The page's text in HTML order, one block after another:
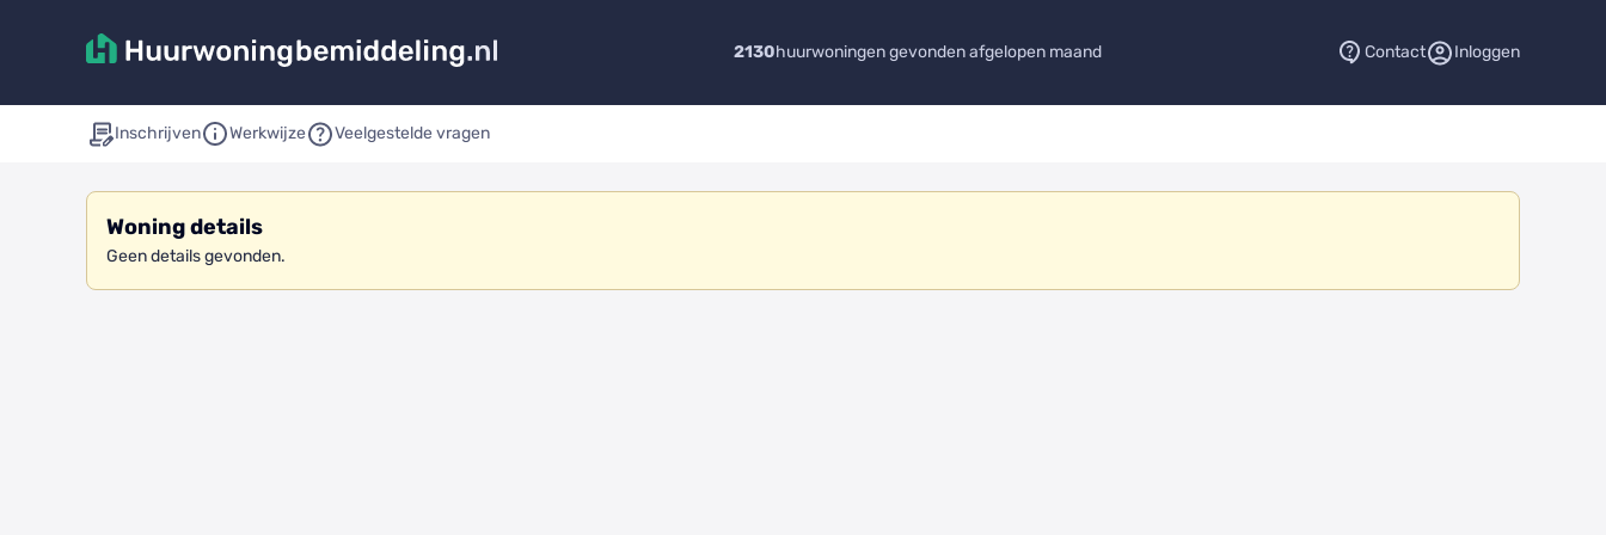
2130huurwoningen gevonden afgelopen maand Contact Inloggen
Inschrijven Werkwijze Veelgestelde vragen
Woning details
Geen details gevonden.